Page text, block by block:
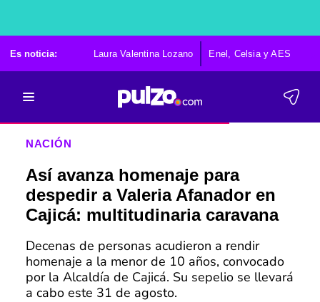
Es noticia: Laura Valentina Lozano Enel, Celsia y AES
NACIÓN
Así avanza homenaje para
despedir a Valeria Afanador en
Cajicá: multitudinaria caravana
Decenas de personas acudieron a rendir
homenaje a la menor de 10 años, convocado
por la Alcaldía de Cajicá. Su sepelio se llevará
a cabo este 31 de agosto.